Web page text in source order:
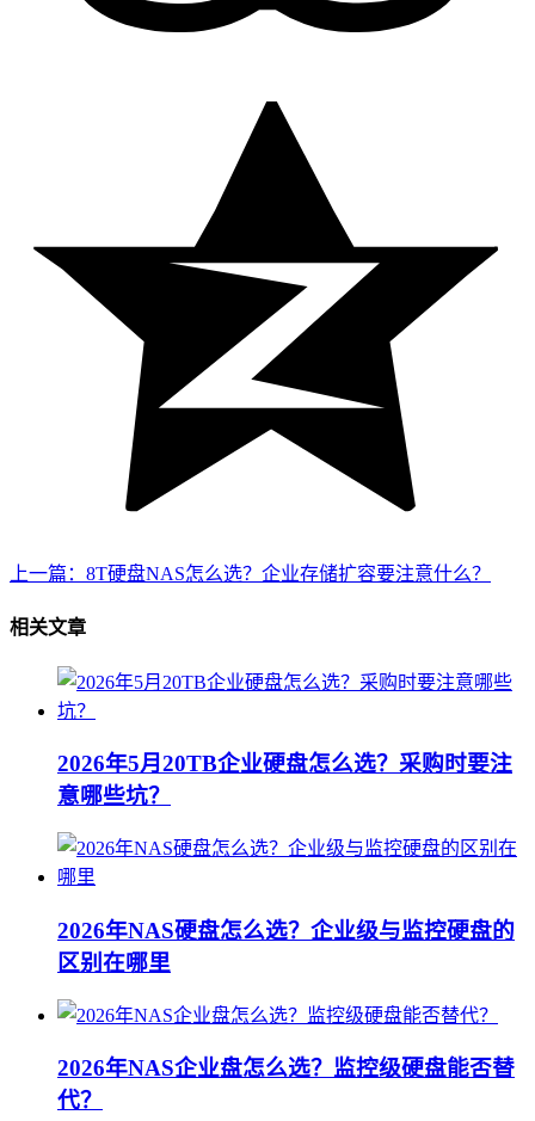
上一篇：8T硬盘NAS怎么选？企业存储扩容要注意什么？
相关文章
2026年5月20TB企业硬盘怎么选？采购时要注
意哪些坑？
2026年NAS硬盘怎么选？企业级与监控硬盘的
区别在哪里
2026年NAS企业盘怎么选？监控级硬盘能否替
代？